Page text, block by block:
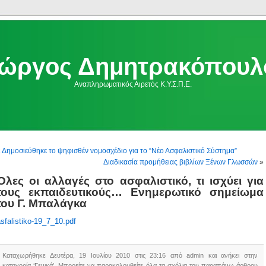
Αναπληρωματικός Αιρετός Κ.Υ.Σ.Π.Ε.
Δημοσιεύθηκε το ψηφισθέν νομοσχέδιο για το “Νέο Ασφαλιστικό Σύστημα”
Διαδικασία προμήθειας βιβλίων Ξένων Γλωσσών »
οι αλλαγές στο ασφαλιστικό, τι ισχύει για
εκπαιδευτικούς… Ενημερωτικό σημείωμα
Γ. Μπαλάγκα
19_7_10.pdf
Καταχωρήθηκε Δευτέρα, 19 Ιουλίου 2010 στις 23:16 από admin και ανήκει στην